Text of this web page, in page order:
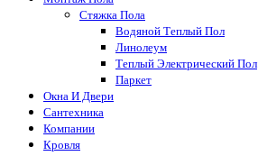
Стяжка Пола
Водяной Теплый Пол
Линолеум
Теплый Электрический Пол
Паркет
Окна И Двери
Сантехника
Компании
Кровля